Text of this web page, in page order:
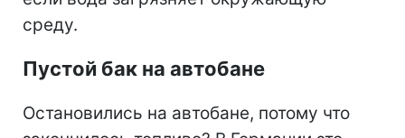
среду.
Пустой бак на автобане
Остановились на автобане, потому что